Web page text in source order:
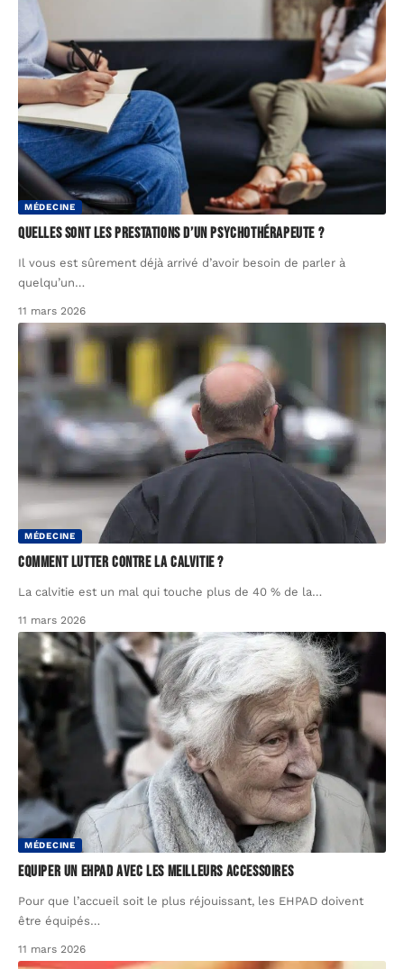
MÉDECINE
Quelles sont les prestations d’un psychothérapeute ?
Il vous est sûrement déjà arrivé d’avoir besoin de parler à
quelqu’un…
11 mars 2026
MÉDECINE
Comment lutter contre la calvitie ?
La calvitie est un mal qui touche plus de 40 % de la…
11 mars 2026
MÉDECINE
Equiper un EHPAD avec les meilleurs accessoires
Pour que l’accueil soit le plus réjouissant, les EHPAD doivent
être équipés…
11 mars 2026